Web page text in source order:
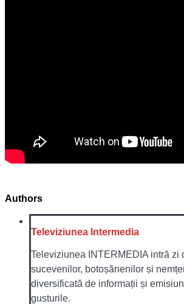
Authors
Televiziunea Intermedia
Televiziunea INTERMEDIA intră zi
sucevenilor, botoșănenilor și
diversificată de informații și
gusturile.